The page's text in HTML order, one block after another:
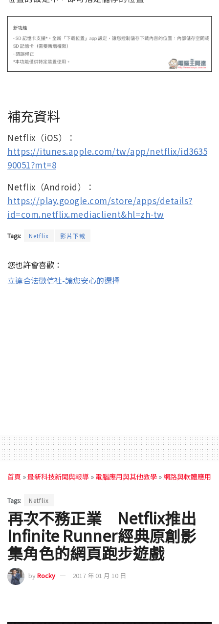
補充資料
Netflix（iOS）：
https://itunes.apple.com/tw/app/netflix/id3635
90051?mt=8
Netflix（Android）：
https://play.google.com/store/apps/details?
id=com.netflix.mediaclient&hl=zh-tw
Tags: Netflix 影片下載
您也許會喜歡：
立達合法徵信社-讓您安心的選擇
首頁 »最新科技新聞與報導 » 電腦應用與其他教學 »網路與軟體應用
Tags: Netflix
再次不務正業 Netflix推出
Infinite Runner經典原創影
集角色的網頁跑步遊戲
byRocky 2017 年 01 月 10 日